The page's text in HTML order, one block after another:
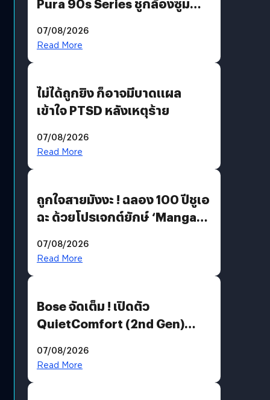
07/08/2026
Read More
ไม่ได้ถูกยิง ก็อาจมีบาดแผล
เข้าใจ PTSD หลังเหตุร้าย
07/08/2026
Read More
ถูกใจสายมังงะ ! ฉลอง 100 ปีชูเอ
ฉะ ด้วยโปรเจกต์ยักษ์ ‘Manga
มีภาษาไทยด้วย
07/08/2026
Read More
Bose จัดเต็ม ! เปิดตัว
QuietComfort (2nd Gen)
07/08/2026
Read More